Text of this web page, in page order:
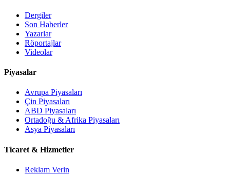
Dergiler
Son Haberler
Yazarlar
Röportajlar
Videolar
Piyasalar
Avrupa Piyasaları
Çin Piyasaları
ABD Piyasaları
Ortadoğu & Afrika Piyasaları
Asya Piyasaları
Ticaret & Hizmetler
Reklam Verin